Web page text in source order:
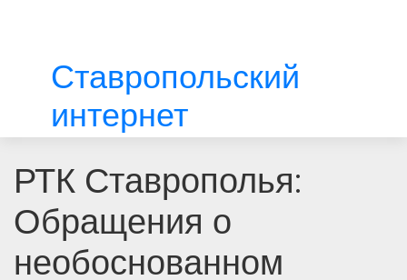
Ставропольский
интернет
РТК Ставрополья:
Обращения о
необоснованном